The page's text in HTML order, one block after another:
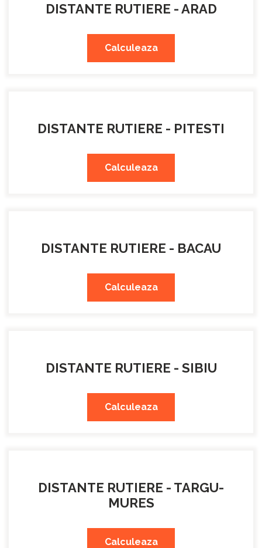
DISTANTE RUTIERE - ARAD
Calculeaza
DISTANTE RUTIERE - PITESTI
Calculeaza
DISTANTE RUTIERE - BACAU
Calculeaza
DISTANTE RUTIERE - SIBIU
Calculeaza
DISTANTE RUTIERE - TARGU-
MURES
Calculeaza